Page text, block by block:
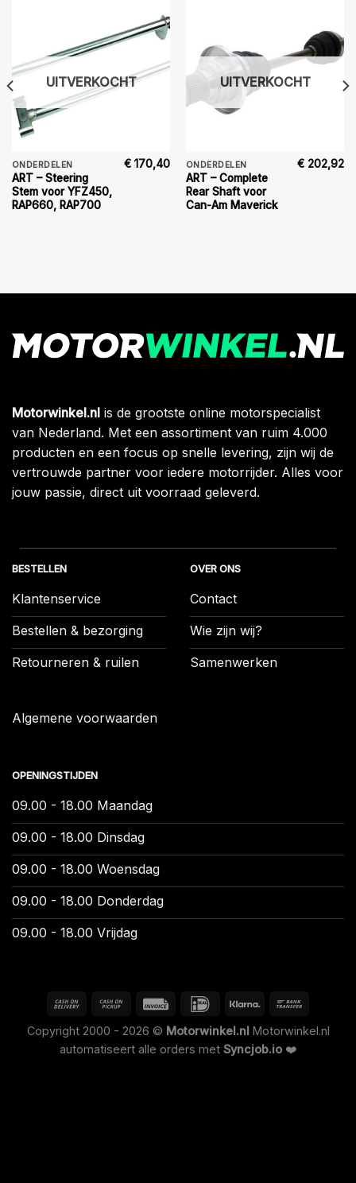
UITVERKOCHT
ONDERDELEN
ART – Steering
Stem voor YFZ450,
RAP660, RAP700
€ 170,40
UITVERKOCHT
ONDERDELEN
ART – Complete
Rear Shaft voor
Can-Am Maverick
€ 202,92
Motorwinkel.nl is de grootste online motorspecialist
van Nederland. Met een assortiment van ruim 4.000
producten en een focus op snelle levering, zijn wij de
vertrouwde partner voor iedere motorrijder. Alles voor
jouw passie, direct uit voorraad geleverd.
BESTELLEN
Klantenservice
Bestellen & bezorging
Retourneren & ruilen
Algemene voorwaarden
OVER ONS
Contact
Wie zijn wij?
Samenwerken
OPENINGSTIJDEN
09.00 - 18.00 Maandag
09.00 - 18.00 Dinsdag
09.00 - 18.00 Woensdag
09.00 - 18.00 Donderdag
09.00 - 18.00 Vrijdag
Copyright 2000 - 2026 © Motorwinkel.nl Motorwinkel.nl
automatiseert alle orders met Syncjob.io ❤️